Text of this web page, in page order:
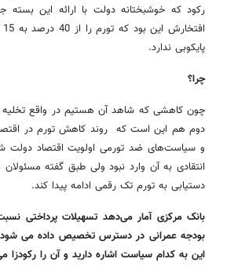
رکود که خوشبختانه دولت با ارائه این
پایکوبی ندارد.
چرا؟
دوم هم این است که روند کاهش تورم در
و سیاست‌های ضد تورمی اولویت اقتصاد
انتقادی به آن وارد نبود ولی طبق گفته
دستیابی به تورم تک رقمی ادامه پیدا کند.
بانک مرکزی آمار می‌دهد تسهیلات پرداختی
بودجه عمرانی در دسترس تخصیص داده می
این به کدام سیاست اشاره دارید و آن را رکودزا